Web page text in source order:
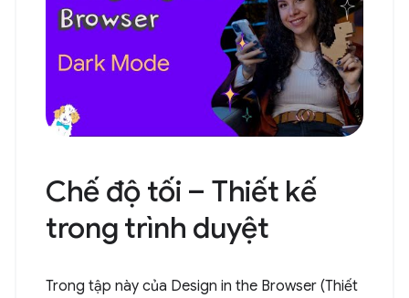
Chế độ tối – Thiết kế
trong trình duyệt
Trong tập này của Design in the Browser (Thiết